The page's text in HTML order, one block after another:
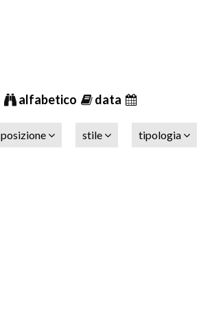
alfabetico data
posizione stile tipologia